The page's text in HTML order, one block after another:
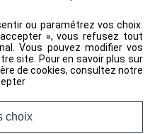
minime, il
d’un véhicule
assistance
ou paramétrez vos choix.
», vous refusez tout
Vous pouvez modifier vos
site. Pour en savoir plus sur
de cookies, consultez notre
choix